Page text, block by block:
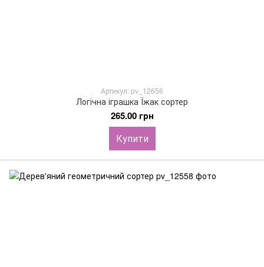
Артикул: pv_12656
Логічна іграшка Їжак сортер
265.00 грн
Купити